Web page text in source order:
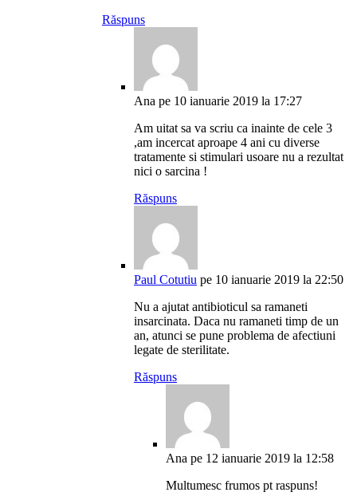
Răspuns
Ana pe 10 ianuarie 2019 la 17:27
Am uitat sa va scriu ca inainte de cele 3
,am incercat aproape 4 ani cu diverse
tratamente si stimulari usoare nu a rezultat
nici o sarcina !
Răspuns
Paul Cotutiu pe 10 ianuarie 2019 la 22:50
Nu a ajutat antibioticul sa ramaneti
insarcinata. Daca nu ramaneti timp de un
an, atunci se pune problema de afectiuni
legate de sterilitate.
Răspuns
Ana pe 12 ianuarie 2019 la 12:58
Multumesc frumos pt raspuns!